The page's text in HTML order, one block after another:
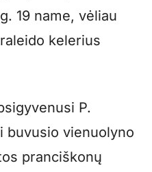
19 name, vėliau
kelerius
P.
buvusio vienuolyno
pranciškonų